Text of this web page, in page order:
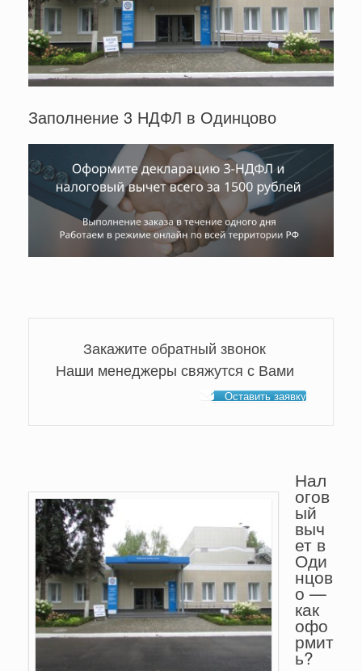
Заполнение 3 НДФЛ в Одинцово
Закажите обратный звонок
Наши менеджеры свяжутся с Вами
Оставить заявку
Нал
огов
ый
выч
ет в
Оди
нцов
о —
как
офо
рмит
ь?